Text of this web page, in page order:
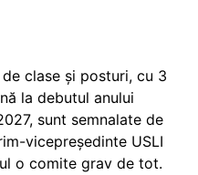
clase și posturi, cu 3
la debutul anului
sunt semnalate de
vicepreședinte USLI
o comite grav de tot.